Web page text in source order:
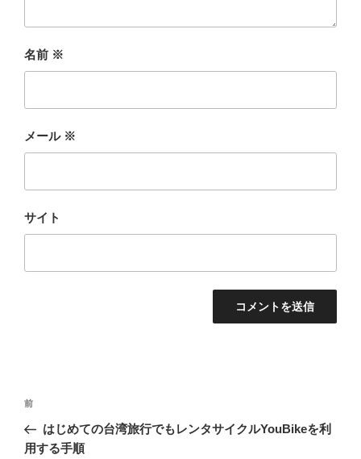
名前 ※
メール ※
サイト
投
ナ
前
の
投
前
はじめての台湾旅行でもレンタサイクルYouBikeを利
用する手順